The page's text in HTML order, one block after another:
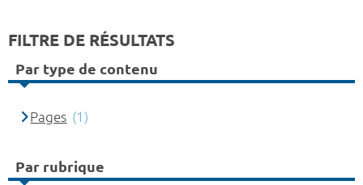
FILTRE DE RÉSULTATS
Par type de contenu
Pages (1)
Par rubrique